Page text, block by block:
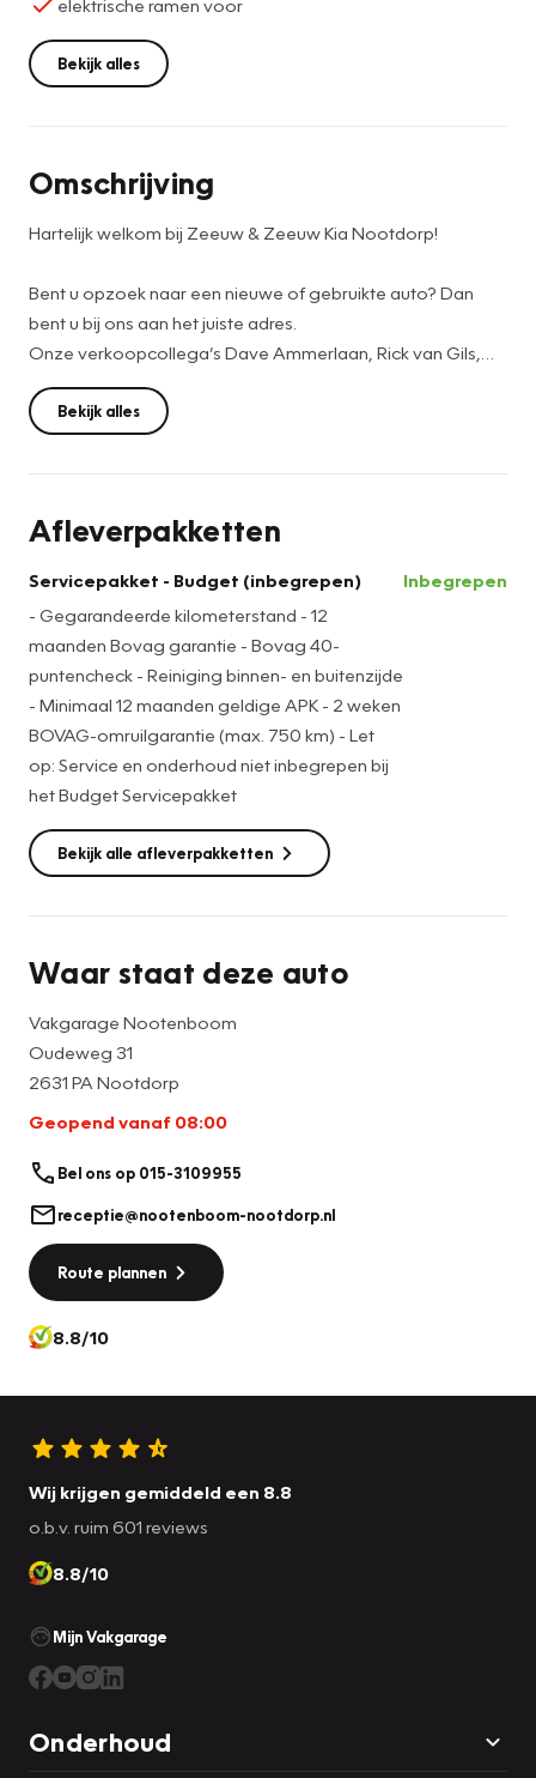
elektrische ramen voor
Bekijk alles
Omschrijving
Hartelijk welkom bij Zeeuw & Zeeuw Kia Nootdorp!
Bent u opzoek naar een nieuwe of gebruikte auto? Dan
bent u bij ons aan het juiste adres.
Onze verkoopcollega’s Dave Ammerlaan, Rick van Gils,
Bart Pelka & Menno Roeling helpen u graag verder. Zij
zoeken met u mee naar de juiste auto die aan al u wensen
en eisen voldoet.
op het gebied van Kia en andere merken!
maar ook gewoon als u vragen heeft.
Bent u nieuwsgierig geworden en wilt u bij ons
langskomen?
U kunt ons gerust bellen op 015 – 310 99 55 of mailen naar
sales-ndp@zeeuwenzeeuw.nl
Uiteraard kunt u ook bij ons altijd gewoon binnen wandelen,
ook voor een kop koffie!
Hopelijk zien we u snel!
Bekijk alles
Afleverpakketten
Servicepakket - Budget (inbegrepen)
- Gegarandeerde kilometerstand - 12
maanden Bovag garantie - Bovag 40-
puntencheck - Reiniging binnen- en buitenzijde
- Minimaal 12 maanden geldige APK - 2 weken
BOVAG-omruilgarantie (max. 750 km) - Let
op: Service en onderhoud niet inbegrepen bij
het Budget Servicepakket
Inbegrepen
Bekijk alle afleverpakketten
Waar staat deze auto
Vakgarage Nootenboom
Oudeweg 31
2631 PA Nootdorp
Geopend vanaf 08:00
Bel ons op 015-3109955
receptie@nootenboom-nootdorp.nl
Route plannen
8.8/10
Wij krijgen gemiddeld een 8.8
o.b.v. ruim 601 reviews
8.8/10
Mijn Vakgarage
Onderhoud